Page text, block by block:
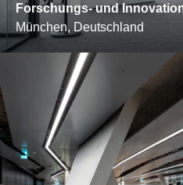
Forschungs- und
München, Deutschland